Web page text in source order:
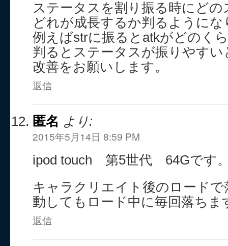
ステータスを割り振る時にど
どれが成長するか判るように
例えばstrに振るとatkがどのく
判るとステータスが振りやすい
改善をお願いします。
返信
匿名 より:
2015年5月14日 8:59 PM
ipod touch 第5世代 64Gです
キャラクリエイト後のロード
動してもロード中に毎回落ちま
返信